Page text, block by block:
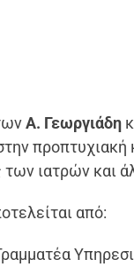
Α. Γεωργιάδη
προπτυχιακή
ιατρών και
από: